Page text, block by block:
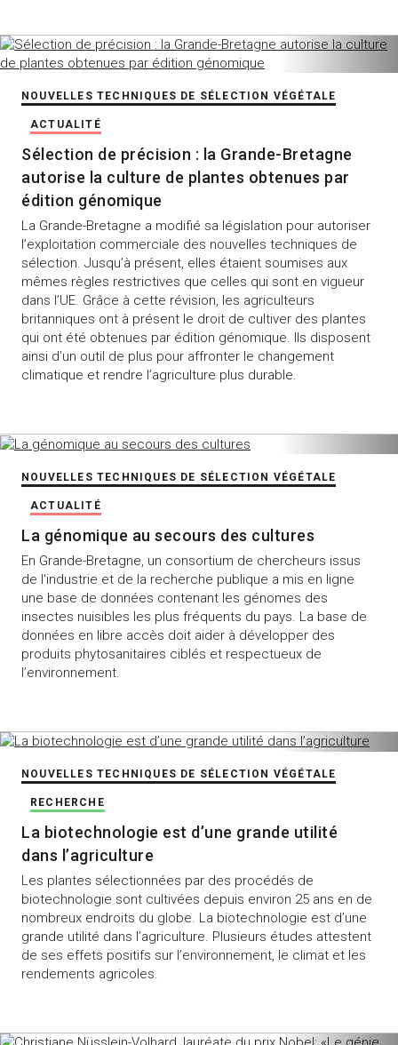
NOUVELLES TECHNIQUES DE SÉLECTION VÉGÉTALE
ACTUALITÉ
Sélection de précision : la Grande-Bretagne
autorise la culture de plantes obtenues par
édition génomique
La Grande-Bretagne a modifié sa législation pour autoriser
l’exploitation commerciale des nouvelles techniques de
sélection. Jusqu’à présent, elles étaient soumises aux
mêmes règles restrictives que celles qui sont en vigueur
dans l’UE. Grâce à cette révision, les agriculteurs
britanniques ont à présent le droit de cultiver des plantes
qui ont été obtenues par édition génomique. Ils disposent
ainsi d’un outil de plus pour affronter le changement
climatique et rendre l’agriculture plus durable.
NOUVELLES TECHNIQUES DE SÉLECTION VÉGÉTALE
ACTUALITÉ
La génomique au secours des cultures
En Grande-Bretagne, un consortium de chercheurs issus
de l'industrie et de la recherche publique a mis en ligne
une base de données contenant les génomes des
insectes nuisibles les plus fréquents du pays. La base de
données en libre accès doit aider à développer des
produits phytosanitaires ciblés et respectueux de
l’environnement.
NOUVELLES TECHNIQUES DE SÉLECTION VÉGÉTALE
RECHERCHE
La biotechnologie est d’une grande utilité
dans l’agriculture
Les plantes sélectionnées par des procédés de
biotechnologie sont cultivées depuis environ 25 ans en de
nombreux endroits du globe. La biotechnologie est d’une
grande utilité dans l’agriculture. Plusieurs études attestent
de ses effets positifs sur l’environnement, le climat et les
rendements agricoles.